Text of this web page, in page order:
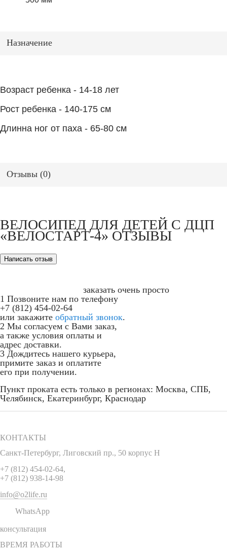
Назначение
Возраст ребенка - 14-18 лет
Рост ребенка - 140-175 см
Длинна ног от паха - 65-80 см
Отзывы (0)
ВЕЛОСИПЕД ДЛЯ ДЕТЕЙ С ДЦП
«ВЕЛОСТАРТ-4» ОТЗЫВЫ
заказать очень просто
1 Позвоните нам по телефону
+7 (812) 454-02-64
или закажите обратный звонок.
2 Мы согласуем с Вами заказ,
а также условия оплаты и
адрес доставки.
3 Дождитесь нашего курьера,
примите заказ и оплатите
его при получении.
Пункт проката есть только в регионах: Москва, СПБ,
Челябинск, Екатеринбург, Краснодар
КОНТАКТЫ
Санкт-Петербург, Лиговский пр., 50 корпус Н
+7 (812) 454-02-64,
+7 (812) 938-14-98
info@o2life.ru
WhatsApp
консультация
ВРЕМЯ РАБОТЫ